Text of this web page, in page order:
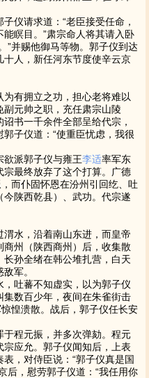
请求道：“老臣接受任命，
瞑目。”肃宗命人将其请入卧
”并赐他御马等物。郭子仪到达
人，新任河东节度使辛云京
有拥立之功，担心老将难以
元帅之职，充任肃宗山陵
书一千余件全部呈给代宗，
子仪道：“使重臣忧虑，我很
派郭子仪与雍王李适率军东
最终放弃了这个打算。广德
而仆固怀恩在汾州引回纥、吐
陕西乾县）、武功。代宗遂
水，沿着南山东进，而皇帝
州（陕西商州）后，收集散
孙全绪在韩公堆扎营，白天
军。
吐蕃不知虚实，以为郭子仪
数百少年，夜间在朱雀街击
惶溃散。战后，郭子仪任长安
程元振，并多次弹劾。程元
应允。郭子仪闻知后，上表
，对侍臣说：“郭子仪真是国
后，慰劳郭子仪道：“我任用你